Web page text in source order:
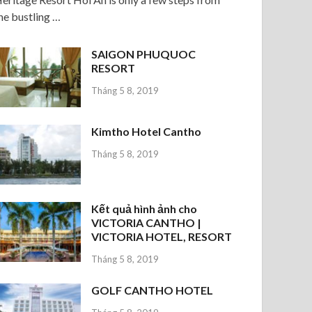
bustling …
SAIGON PHUQUOC
RESORT
Tháng 5 8, 2019
Kimtho Hotel Cantho
Tháng 5 8, 2019
Kết quả hình ảnh cho
VICTORIA CANTHO |
VICTORIA HOTEL, RESORT
Tháng 5 8, 2019
GOLF CANTHO HOTEL